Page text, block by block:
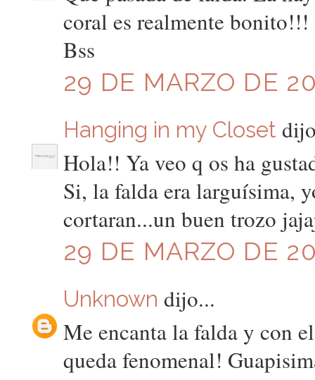
coral es realmente bonito!!!
Bss
29 DE MARZO DE
Hanging in my Closet
Hola!! Ya veo q os ha
Si, la falda era larguísima,
cortaran...un buen trozo
29 DE MARZO DE
Unknown dijo...
Me encanta la falda y con
queda fenomenal!